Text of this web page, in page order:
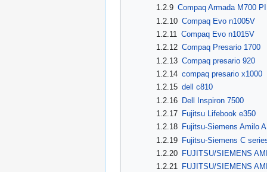
1.2.9 Compaq Armada M700
1.2.10 Compaq Evo n1005V
1.2.11 Compaq Evo n1015V
1.2.12 Compaq Presario 1700
1.2.13 Compaq presario 920
1.2.14 compaq presario x1000
1.2.15 dell c810
1.2.16 Dell Inspiron 7500
1.2.17 Fujitsu Lifebook e350
1.2.18 Fujitsu-Siemens Amilo
1.2.19 Fujitsu-Siemens C
1.2.20 FUJITSU/SIEMENS
1.2.21 FUJITSU/SIEMENS